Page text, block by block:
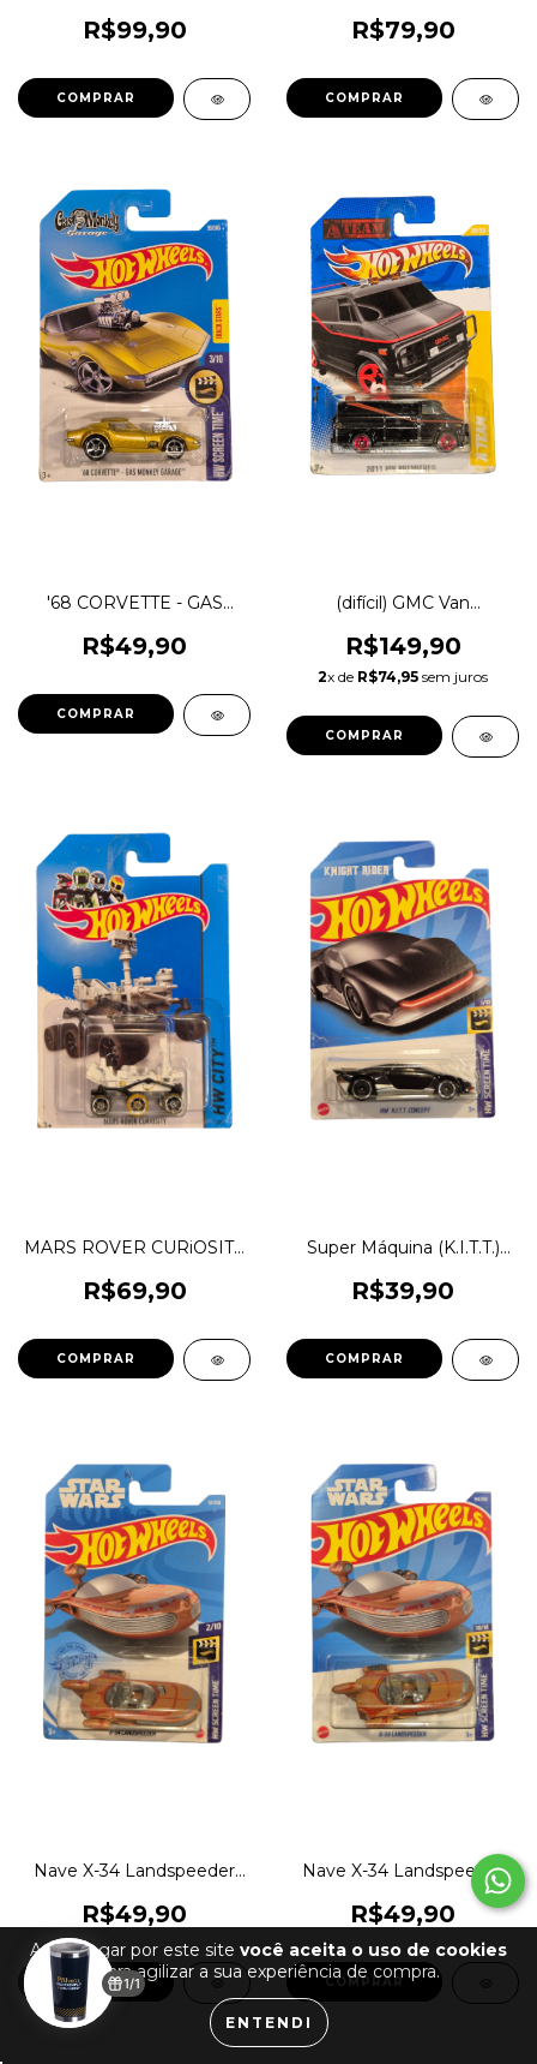
Ao navegar por este site você aceita o uso de cookies
para agilizar a sua experiência de compra.
ENTENDI
nas Estrelas) Série Clássica
- Nave Miniatura Temática
BDC88
R$99,90
COMPRAR
Estrelas) Série Clássica -
Nave Miniatura Temática
HCV53 X1630 X1965
R$79,90
COMPRAR
'68 CORVETTE - GAS
SÉRIE DE TV - Miniatura
Temática Hot Wheels 1:64
R$49,90
COMPRAR
(difícil) GMC Van
Team) - Miniatura
Temática Hot Wheels 1:64
1magnus W9068
R$149,90
2x de R$74,95 sem juros
MARS ROVER CURiOSITY
Temática Hot Wheels 1:64
(Câmera Gira) Unitária
R$69,90
Super Máquina (K.I.T.T.)
embaixo acende painel)
Miniatura Temática Hot
Unitária 1magnus HKH07
DTX38 HCV39
R$39,90
Nave X-34 Landspeeder
1:64 Venda Unitária
1magnus GRX16
R$49,90
Nave X-34 Landspeeder
(Star Wars) - Hot Wheels
1:64 Venda Unitária
1magnus
R$49,90
COMPRAR
1/1